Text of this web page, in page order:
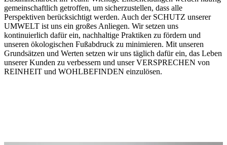
gemeinschaftlich getroffen, um sicherzustellen, dass alle
Perspektiven berücksichtigt werden. Auch der SCHUTZ unserer
UMWELT ist uns ein großes Anliegen. Wir setzen uns
kontinuierlich dafür ein, nachhaltige Praktiken zu fördern und
unseren ökologischen Fußabdruck zu minimieren. Mit unseren
Grundsätzen und Werten setzen wir uns täglich dafür ein, das Leben
unserer Kunden zu verbessern und unser VERSPRECHEN von
REINHEIT und WOHLBEFINDEN einzulösen.